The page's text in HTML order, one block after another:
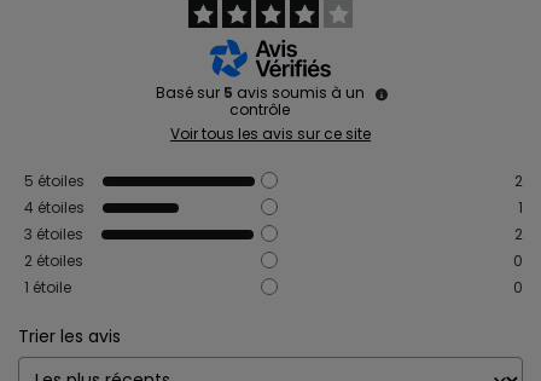
Basé sur 5 avis soumis à un
contrôle
Voir tous les avis sur ce site
5 étoiles
2
4 étoiles
1
3 étoiles
2
2 étoiles
0
1 étoile 0
Trier les avis